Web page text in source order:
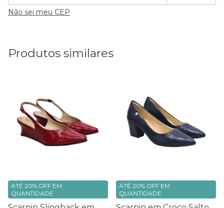
Não sei meu CEP
Produtos similares
ATÉ 20% OFF EM
QUANTIDADE
ATÉ 20% OFF EM
QUANTIDADE